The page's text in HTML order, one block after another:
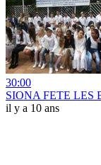
30:00
SIONA FETE LES
il y a 10 ans